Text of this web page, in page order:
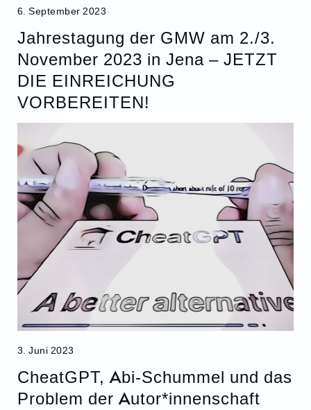
6. September 2023
Jahrestagung der GMW am 2./3.
November 2023 in Jena – JETZT
DIE EINREICHUNG
VORBEREITEN!
3. Juni 2023
CheatGPT, Abi-Schummel und das
Problem der Autor*innenschaft